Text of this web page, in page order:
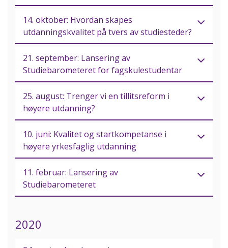
14. oktober: Hvordan skapes
utdanningskvalitet på tvers av studiesteder?
21. september: Lansering av
Studiebarometeret for fagskulestudentar
25. august: Trenger vi en tillitsreform i
høyere utdanning?
10. juni: Kvalitet og startkompetanse i
høyere yrkesfaglig utdanning
11. februar: Lansering av
Studiebarometeret
2020